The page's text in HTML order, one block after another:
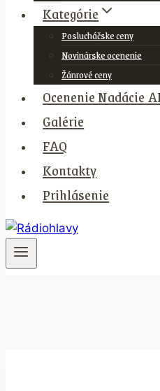
Kategórie
Poslucháčske ceny
Novinárske ocenenie
Žánrové ceny
Ocenenie Nadácie
Galérie
FAQ
Kontakty
Prihlásenie